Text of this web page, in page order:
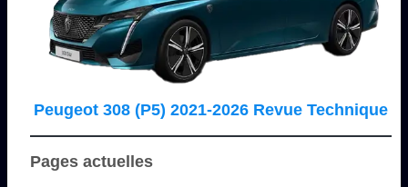
Peugeot 308 (P5) 2021-2026 Revue Technique
Pages actuelles